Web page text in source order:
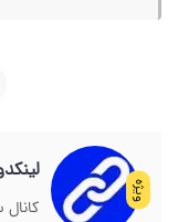
ویژه
کانال